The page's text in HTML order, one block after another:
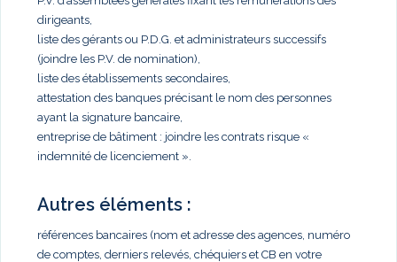
dirigeants,
liste des gérants ou P.D.G. et administrateurs successifs
(joindre les P.V. de nomination),
liste des établissements secondaires,
attestation des banques précisant le nom des personnes
ayant la signature bancaire,
entreprise de bâtiment : joindre les contrats risque «
indemnité de licenciement ».
Autres éléments :
références bancaires (nom et adresse des agences, numéro
de comptes, derniers relevés, chéquiers et CB en votre